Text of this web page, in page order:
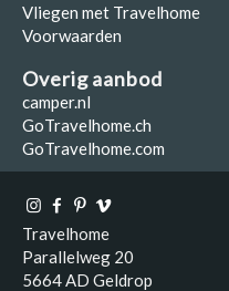
Vliegen met Travelhome
Voorwaarden
Overig aanbod
camper.nl
GoTravelhome.ch
GoTravelhome.com
Travelhome
Parallelweg 20
5664 AD Geldrop